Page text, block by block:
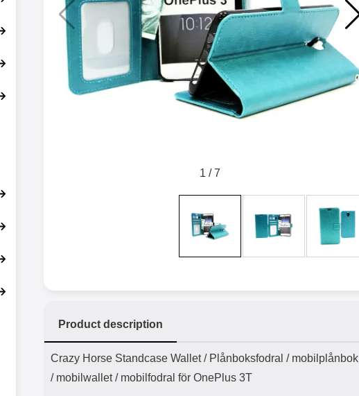
1 /7
Product description
Product description
Crazy Horse Standcase Wallet / Plånboksfodral / mobilplånbok
/ mobilwallet / mobilfodral för OnePlus 3T